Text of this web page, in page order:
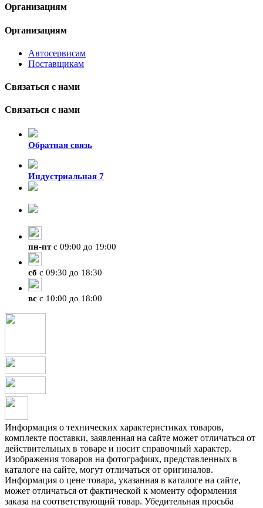
Организациям
Организациям
Автосервисам
Поставщикам
Связаться с нами
Связаться с нами
Обратная связь
Индустриальная 7
пн-птс 09:00 до 19:00
сб с 09:30 до 18:30
вс с 10:00 до 18:00
Информация о технических характеристиках товаров,
комплекте поставки, заявленная на сайте может отличаться от
действительных в товаре и носит справочный характер.
Изображения товаров на фотографиях, представленных в
каталоге на сайте, могут отличаться от оригиналов.
Информация о цене товара, указанная в каталоге на сайте,
может отличаться от фактической к моменту оформления
заказа на соответствующий товар. Убедительная просьба